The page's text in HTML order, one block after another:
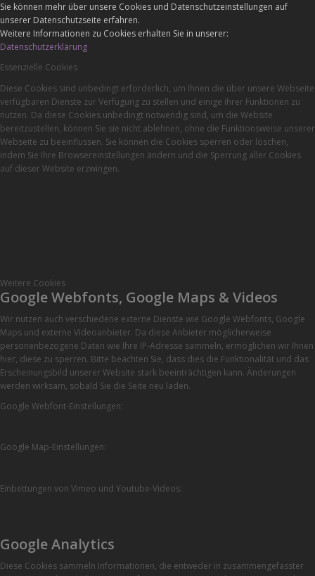
Sie können mehr über unsere Cookies und Datenschutzeinstellungen auf
unserer Datenschutzseite erfahren.
Weitere Informationen zu Cookies erhalten Sie in unserer:
Datenschutzerklärung
Essenzielle Cookies
Diese Cookies sind unbedingt erforderlich, um Ihnen die über unsere Webseite
verfügbaren Dienste zur Verfügung zu stellen und einige ihrer Funktionen zu
nutzen. Da diese Cookies unbedingt notwendig sind, um die Website
bereitzustellen, können Sie sie nicht ablehnen, ohne die Funktionsweise unserer
Webseite zu beeinflussen. Sie können die Cookies sperren oder löschen,
indem Sie Ihre Browsereinstellungen ändern und die Sperrung aller Cookies
auf dieser Website erzwingen.
Weitere Cookies
Google Webfonts, Google Maps & Videos
Wir nutzen auch verschiedene externe Dienste wie Google Webfonts, Google
Maps und externe Videoanbieter. Da diese Anbieter möglicherweise
personenbezogene Daten wie Ihre IP-Adresse sammeln, ermöglichen wir Ihnen
hier, diese zu sperren. Bitte beachten Sie, dass dies die Funktionalität und das
Erscheinungsbild unserer Website stark beeinträchtigen kann. Änderungen
werden wirksam, sobald Sie die Seite neu laden.
Google Webfont-Einstellungen:
Google Map-Einstellungen:
Einbettungen von Vimeo und Youtube-Videos:
Google Analytics
Diese Cookies sammeln Informationen, die entweder in zusammengefasster